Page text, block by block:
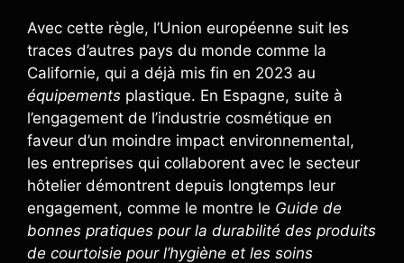
Avec cette règle, l’Union européenne suit les
traces d’autres pays du monde comme la
Californie, qui a déjà mis fin en 2023 au
équipements plastique. En Espagne, suite à
l’engagement de l’industrie cosmétique en
faveur d’un moindre impact environnemental,
les entreprises qui collaborent avec le secteur
hôtelier démontrent depuis longtemps leur
engagement, comme le montre le Guide de
bonnes pratiques pour la durabilité des produits
de courtoisie pour l’hygiène et les soins